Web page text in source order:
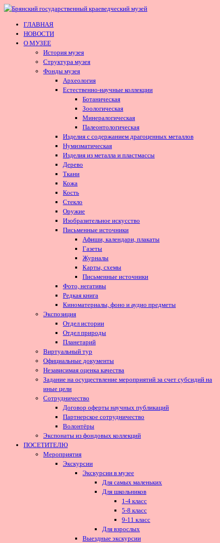
ГЛАВНАЯ
НОВОСТИ
О МУЗЕЕ
История музея
Структура музея
Фонды музея
Археология
Естественно-научные коллекции
Ботаническая
Зоологическая
Минералогическая
Палеонтологическая
Изделия с содержанием драгоценных металлов
Нумизматическая
Изделия из металла и пластмассы
Дерево
Ткани
Кожа
Кость
Стекло
Оружие
Изобразительное искусство
Письменные источники
Афиши, календари, плакаты
Газеты
Журналы
Карты, схемы
Письменные источники
Фото, негативы
Редкая книга
Киноматериалы, фоно и аудио предметы
Экспозиция
Отдел истории
Отдел природы
Планетарий
Виртуальный тур
Официальные документы
Независимая оценка качества
Задание на осуществление мероприятий за счет субсидий на
иные цели
Сотрудничество
Договор оферты научных публикаций
Партнерское сотрудничество
Волонтёры
Экспонаты из фондовых коллекций
ПОСЕТИТЕЛЮ
Мероприятия
Экскурсии
Экскурсии в музее
Для самых маленьких
Для школьников
1-4 класс
5-8 класс
9-11 класс
Для взрослых
Выездные экскурсии